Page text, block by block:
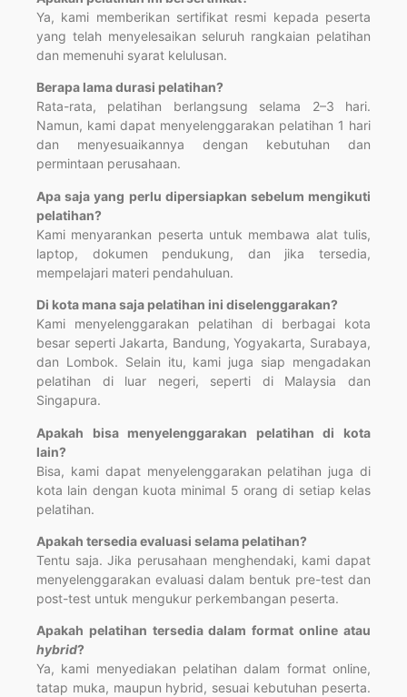
Ya, kami memberikan sertifikat resmi kepada peserta
yang telah menyelesaikan seluruh rangkaian pelatihan
dan memenuhi syarat kelulusan.
Berapa lama durasi pelatihan?
Rata-rata, pelatihan berlangsung selama 2–3 hari.
Namun, kami dapat menyelenggarakan pelatihan 1 hari
dan menyesuaikannya dengan kebutuhan dan
permintaan perusahaan.
Apa saja yang perlu dipersiapkan sebelum mengikuti
pelatihan?
Kami menyarankan peserta untuk membawa alat tulis,
laptop, dokumen pendukung, dan jika tersedia,
mempelajari materi pendahuluan.
Di kota mana saja pelatihan ini diselenggarakan?
Kami menyelenggarakan pelatihan di berbagai kota
besar seperti Jakarta, Bandung, Yogyakarta, Surabaya,
dan Lombok. Selain itu, kami juga siap mengadakan
pelatihan di luar negeri, seperti di Malaysia dan
Singapura.
Apakah bisa menyelenggarakan pelatihan di kota
lain?
Bisa, kami dapat menyelenggarakan pelatihan juga di
kota lain dengan kuota minimal 5 orang di setiap kelas
pelatihan.
Apakah tersedia evaluasi selama pelatihan?
Tentu saja. Jika perusahaan menghendaki, kami dapat
menyelenggarakan evaluasi dalam bentuk pre-test dan
post-test untuk mengukur perkembangan peserta.
Apakah pelatihan tersedia dalam format online atau
hybrid?
Ya, kami menyediakan pelatihan dalam format online,
tatap muka, maupun hybrid, sesuai kebutuhan peserta.